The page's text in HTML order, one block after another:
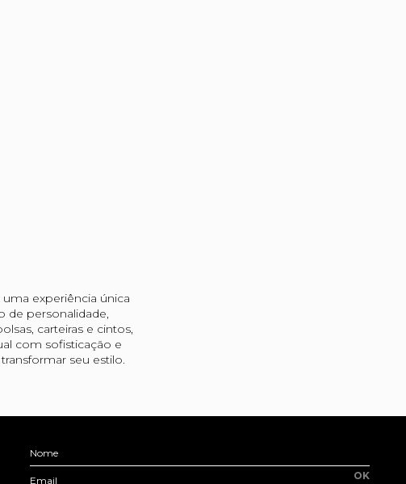
experiência única
de personalidade,
carteiras e cintos,
com sofisticação e
seu estilo.
Nome
Email OK